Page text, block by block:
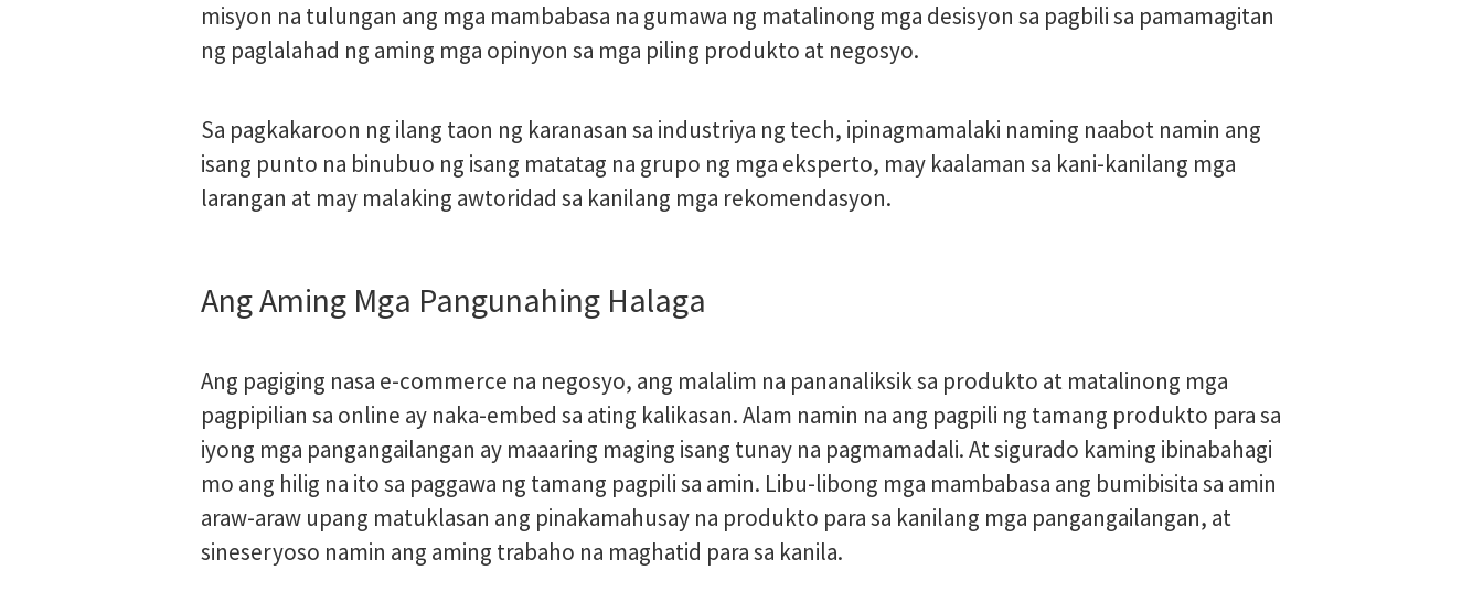
misyon na tulungan ang mga mambabasa na gumawa ng matalinong mga desisyon sa pagbili sa pamamagitan
ng paglalahad ng aming mga opinyon sa mga piling produkto at negosyo.
Sa pagkakaroon ng ilang taon ng karanasan sa industriya ng tech, ipinagmamalaki naming naabot namin ang
isang punto na binubuo ng isang matatag na grupo ng mga eksperto, may kaalaman sa kani-kanilang mga
larangan at may malaking awtoridad sa kanilang mga rekomendasyon.
Ang Aming Mga Pangunahing Halaga
Ang pagiging nasa e-commerce na negosyo, ang malalim na pananaliksik sa produkto at matalinong mga
pagpipilian sa online ay naka-embed sa ating kalikasan. Alam namin na ang pagpili ng tamang produkto para sa
iyong mga pangangailangan ay maaaring maging isang tunay na pagmamadali. At sigurado kaming ibinabahagi
mo ang hilig na ito sa paggawa ng tamang pagpili sa amin. Libu-libong mga mambabasa ang bumibisita sa amin
araw-araw upang matuklasan ang pinakamahusay na produkto para sa kanilang mga pangangailangan, at
sineseryoso namin ang aming trabaho na maghatid para sa kanila.